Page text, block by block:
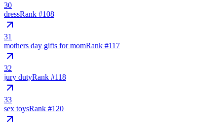
30
dressRank #108
31
mothers day gifts for momRank #117
32
jury dutyRank #118
33
sex toysRank #120